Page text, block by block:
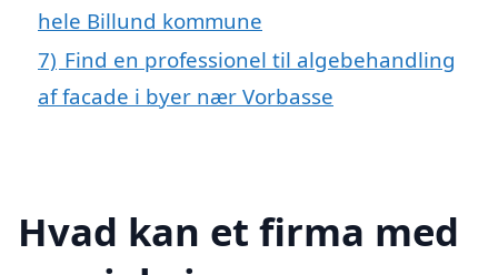
hele Billund kommune
7) Find en professionel til algebehandling
af facade i byer nær Vorbasse
Hvad kan et firma med